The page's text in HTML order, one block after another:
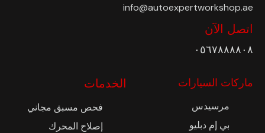
info@autoexpertworkshop.ae
اتصل الآن
٠٥٦٧٨٨٨٨٠٨
ماركات السيارات
مرسيدس
بي إم دبليو
الخدمات
فحص مسبق مجاني
إصلاح المحرك